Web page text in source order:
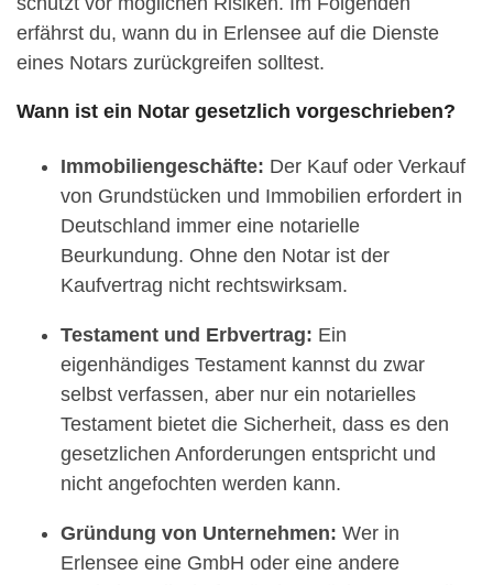
erfährst du, wann du in Erlensee auf die Dienste
eines Notars zurückgreifen solltest.
Wann ist ein Notar gesetzlich vorgeschrieben?
Immobiliengeschäfte: Der Kauf oder Verkauf
von Grundstücken und Immobilien erfordert in
Deutschland immer eine notarielle
Beurkundung. Ohne den Notar ist der
Kaufvertrag nicht rechtswirksam.
Testament und Erbvertrag: Ein
eigenhändiges Testament kannst du zwar
selbst verfassen, aber nur ein notarielles
Testament bietet die Sicherheit, dass es den
gesetzlichen Anforderungen entspricht und
nicht angefochten werden kann.
Gründung von Unternehmen: Wer in
Erlensee eine GmbH oder eine andere